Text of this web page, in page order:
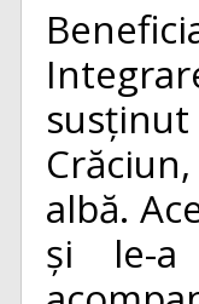
albă.
și le-a